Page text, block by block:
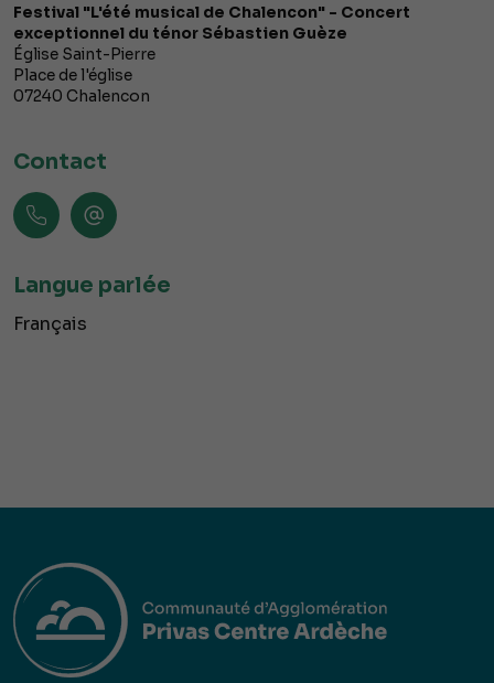
Festival "L'été musical de Chalencon" - Concert
exceptionnel du ténor Sébastien Guèze
Église Saint-Pierre
Place de l'église
07240 Chalencon
Contact
Langue parlée
Français